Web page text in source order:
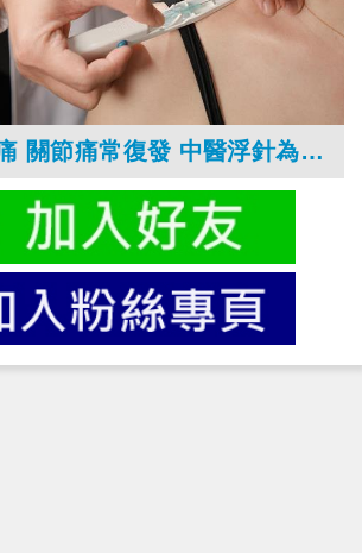
肩頸痛 腰膝痛 關節痛常復發 中醫浮針為何能止痛？怕針痛 暈針的人可治療嗎？